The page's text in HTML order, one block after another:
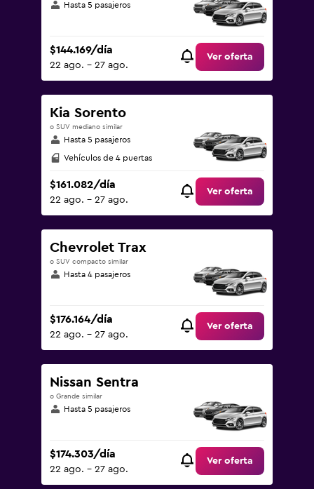
Hasta 5 pasajeros
$144.169/día
22 ago. - 27 ago.
Ver oferta
Kia Sorento
o SUV mediano similar
Hasta 5 pasajeros
Vehículos de 4 puertas
$161.082/día
22 ago. - 27 ago.
Ver oferta
Chevrolet Trax
o SUV compacto similar
Hasta 4 pasajeros
$176.164/día
22 ago. - 27 ago.
Ver oferta
Nissan Sentra
o Grande similar
Hasta 5 pasajeros
$174.303/día
22 ago. - 27 ago.
Ver oferta